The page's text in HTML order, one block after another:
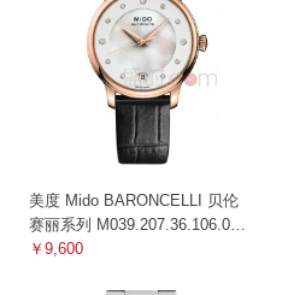
美度 Mido BARONCELLI 贝伦
赛丽系列 M039.207.36.106.00
机械
￥9,600